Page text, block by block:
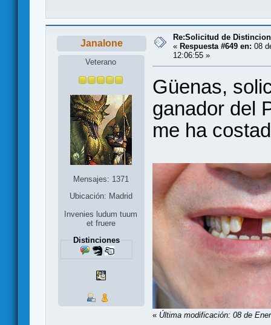
Janalone
Veterano
Mensajes: 1371
Ubicación: Madrid
Invenies ludum tuum
et fruere
Distinciones
Re:Solicitud de
« Respuesta #649 en: 08
12:06:55 »
Güenas,
ganador del
me ha
« Última modificación: 08 de